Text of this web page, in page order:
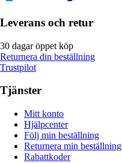
Leverans och retur
30 dagar öppet köp
Returnera din beställning
Trustpilot
Tjänster
Mitt konto
Hjälpcenter
Följ min beställning
Returnera min beställning
Rabattkoder